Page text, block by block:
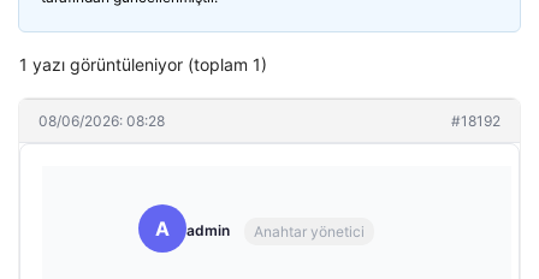
1 yazı görüntüleniyor (toplam 1)
08/06/2026: 08:28 #18192
A admin Anahtar yönetici